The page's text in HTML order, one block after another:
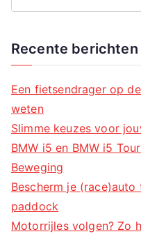
e
Recente berichten
Een fietsendrager op
weten
Slimme keuzes voor
BMW i5 en BMW i5
Beweging
Bescherm je
paddock
Motorrijles volgen? Zo